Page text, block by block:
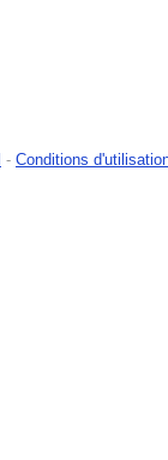
- Conditions